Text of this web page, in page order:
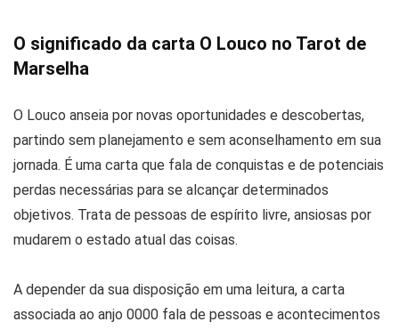
O significado da carta O Louco no Tarot de
Marselha
O Louco anseia por novas oportunidades e descobertas,
partindo sem planejamento e sem aconselhamento em sua
jornada. É uma carta que fala de conquistas e de potenciais
perdas necessárias para se alcançar determinados
objetivos. Trata de pessoas de espírito livre, ansiosas por
mudarem o estado atual das coisas.
A depender da sua disposição em uma leitura, a carta
associada ao anjo 0000 fala de pessoas e acontecimentos